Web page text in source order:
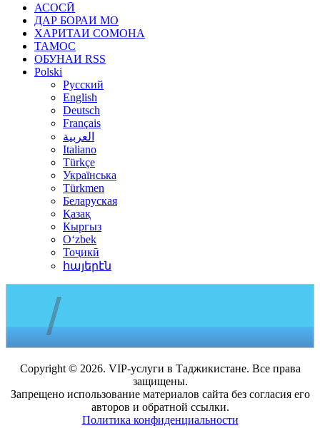
АСОСӢ
ДАР БОРАИ МО
ХАРИТАИ СОМОНА
ТАМОС
ОБУНАИ RSS
Polski
Русский
English
Deutsch
Français
العربية
Italiano
Türkçe
Українська
Türkmen
Беларуская
Қазақ
Кыргыз
Oʻzbek
Тоҷикӣ
հայերէն
Copyright © 2026. VIP-услуги в Таджикистане. Все права
защищены.
Запрещено использование материалов сайта без согласия его
авторов и обратной ссылки.
Политика конфиденциальности